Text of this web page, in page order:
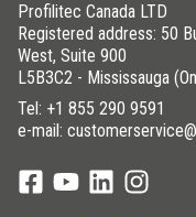
Profilitec Canada LTD
Registered address: 50
West, Suite 900
L5B3C2 - Mississauga
Tel: +1 855 290 9591
e-mail: